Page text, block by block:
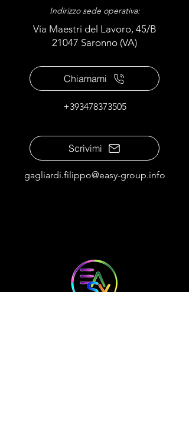
Indirizzo sede operativa:
Via Maestri del Lavoro, 45/B
21047 Saronno (VA)
Chiamami
+393478373505
Scrivimi
gagliardi.filippo@easy-group.info